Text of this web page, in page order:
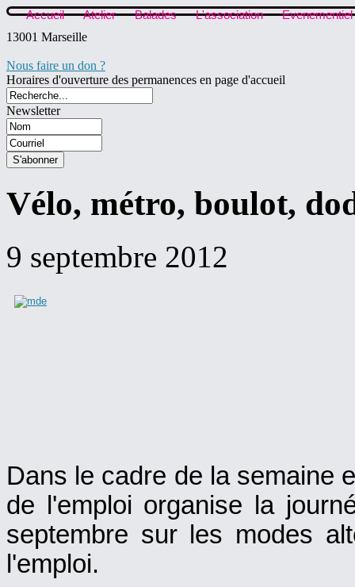
Accueil Atelier Balades L'association
Evenementiel
13001 Marseille
Nous faire un don ?
Horaires d'ouverture des permanences en page d'accueil
Newsletter
Vélo, métro, boulot,
9 septembre 2012
Dans le cadre de la semaine
de l'emploi organise la
septembre sur les modes
l'emploi.